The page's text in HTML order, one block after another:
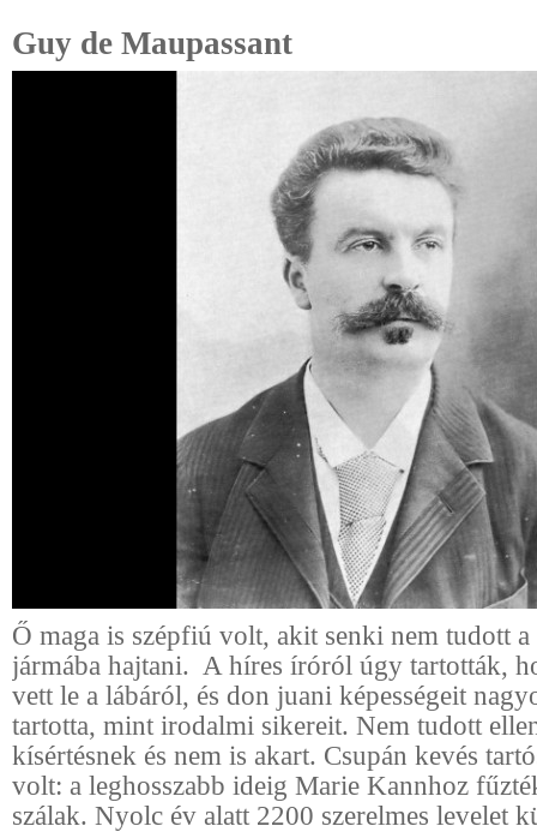
Guy de Maupassant
Ő maga is szépfiú volt, akit senki nem tudott a
jármába hajtani. A híres íróról úgy tartották,
vett le a lábáról, és don juani képességeit
tartotta, mint irodalmi sikereit. Nem tudott
kísértésnek és nem is akart. Csupán kevés
volt: a leghosszabb ideig Marie Kannhoz
szálak. Nyolc év alatt 2200 szerelmes levelet